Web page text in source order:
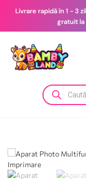
Livrare rapidă în 1 - 3
gratuit la